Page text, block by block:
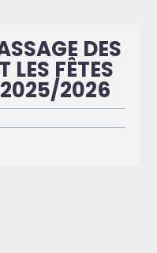
DES
LES FÊTES
2025/2026